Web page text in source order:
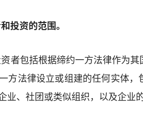
投资的范围。
者包括根据缔约一方法律作为其
方法律设立或组建的任何实体，
业、社团或类似组织，以及企业